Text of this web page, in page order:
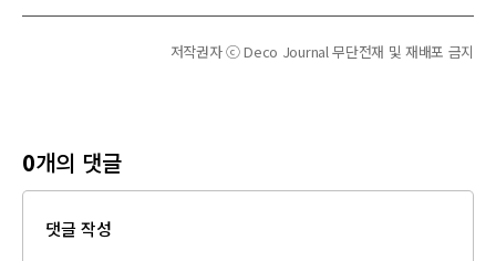
저작권자 ⓒ Deco Journal 무단전재 및 재배포 금지
0개의 댓글
댓글 작성